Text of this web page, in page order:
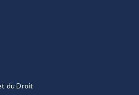
du Droit